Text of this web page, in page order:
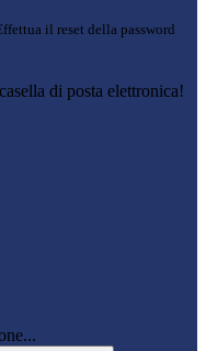
il reset della password
di posta elettronica!